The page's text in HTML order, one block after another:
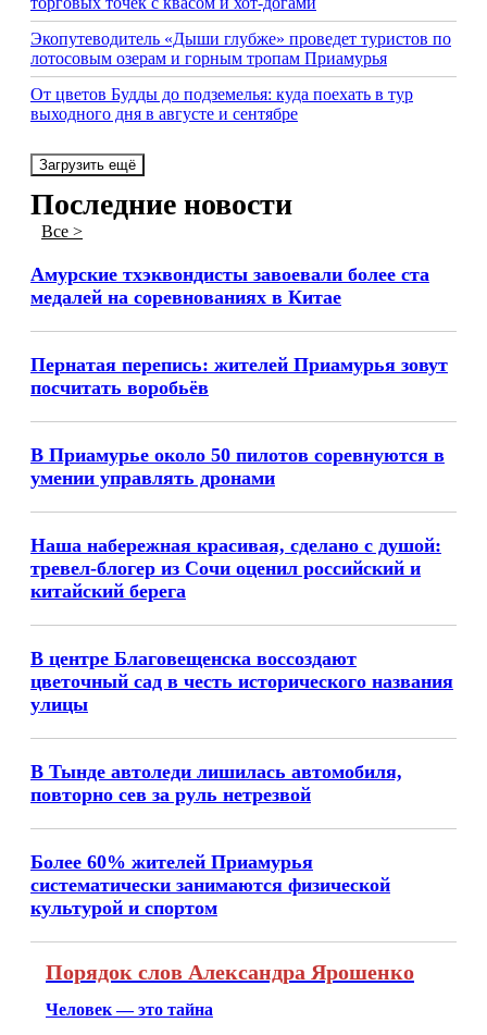
Экопутеводитель «Дыши глубже» проведет туристов по
лотосовым озерам и горным тропам Приамурья
От цветов Будды до подземелья: куда поехать в тур
выходного дня в августе и сентябре
Загрузить ещё
Последние новости
Все >
Амурские тхэквондисты завоевали более ста
медалей на соревнованиях в Китае
Пернатая перепись: жителей Приамурья зовут
посчитать воробьёв
В Приамурье около 50 пилотов соревнуются в
умении управлять дронами
Наша набережная красивая, сделано с душой:
тревел-блогер из Сочи оценил российский и
китайский берега
В центре Благовещенска воссоздают
цветочный сад в честь исторического названия
улицы
В Тынде автоледи лишилась автомобиля,
повторно сев за руль нетрезвой
Более 60% жителей Приамурья
систематически занимаются физической
культурой и спортом
Порядок слов Александра Ярошенко
Человек — это тайна